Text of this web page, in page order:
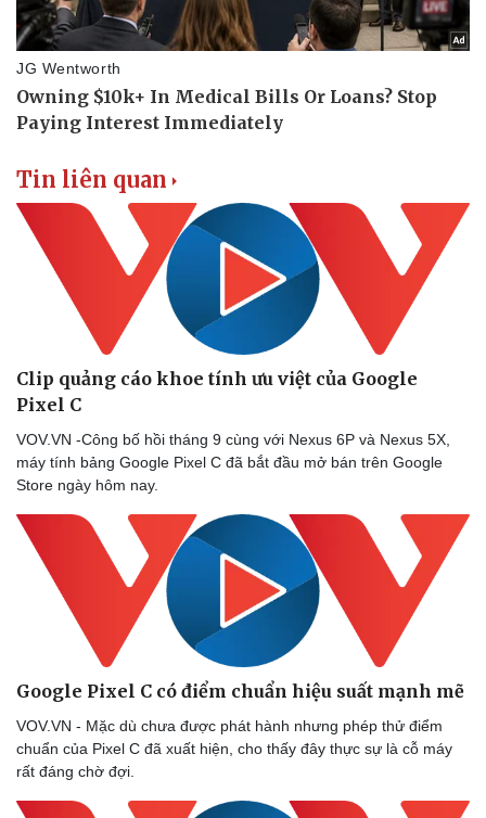
Thể thao
Bóng đá
Lịch thi đấu bóng đá
Thế giới thể thao
Ô tô - Xe máy
Ô tô
Xe máy
Tư vấn
Tin liên quan
Clip quảng cáo khoe tính ưu việt của Google
Pixel C
VOV.VN -Công bố hồi tháng 9 cùng với Nexus 6P và Nexus 5X,
máy tính bảng Google Pixel C đã bắt đầu mở bán trên Google
Store ngày hôm nay.
Google Pixel C có điểm chuẩn hiệu suất mạnh mẽ
VOV.VN - Mặc dù chưa được phát hành nhưng phép thử điểm
chuẩn của Pixel C đã xuất hiện, cho thấy đây thực sự là cỗ máy
rất đáng chờ đợi.